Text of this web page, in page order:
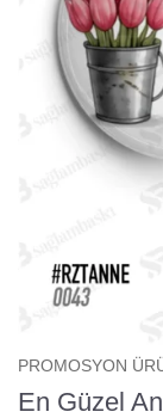
PROMOSYON
En Güzel